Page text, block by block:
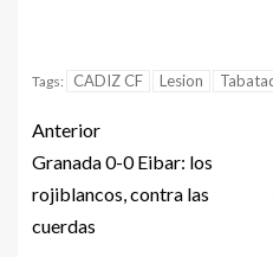
Tags: CADIZ CF Lesion
Anterior
Granada 0-0 Eibar: los
rojiblancos, contra las
cuerdas